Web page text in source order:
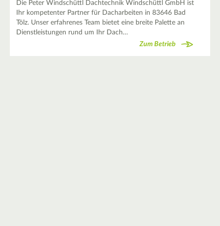
Die Peter Windschüttl Dachtechnik Windschüttl GmbH ist
Ihr kompetenter Partner für Dacharbeiten in 83646 Bad
Tölz. Unser erfahrenes Team bietet eine breite Palette an
Dienstleistungen rund um Ihr Dach…
Zum Betrieb